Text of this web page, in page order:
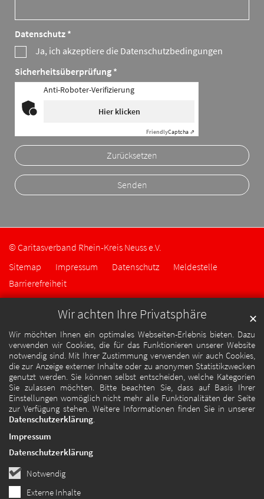
Wir achten Ihre Privatsphäre
Wir möchten Ihnen ein optimales Webseiten-Erlebnis bieten. Dazu
verwenden wir Cookies, die für das Funktionieren unserer Website
notwendig sind. Mit Ihrer Zustimmung verwenden wir auch Cookies,
die zur Anzeige externer Inhalte oder zu anonymen Statistikzwecken
genutzt werden. Sie können selbst entscheiden, welche Kategorien
Sie zulassen möchten. Bitte beachten Sie, dass auf Basis Ihrer
Einstellungen womöglich nicht mehr alle Funktionalitäten der Seite
zur Verfügung stehen. Weitere Informationen finden Sie in unserer
Datenschutzerklärung.
Notwendig
Externe Inhalte
✕
Impressum
Datenschutzerklärung
Datenschutz *
Ja, ich akzeptiere die Datenschutzbedingungen
Sicherheitsüberprüfung *
Anti-Roboter-Verifizierung
Hier klicken
FriendlyCaptcha ⇗
Zurücksetzen
© Caritasverband Rhein-Kreis Neuss e.V.
Sitemap
Impressum Datenschutz
Meldestelle
Barrierefreiheit